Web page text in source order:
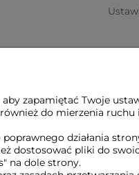
zapamiętać Twoje
do mierzenia
działania
dostosować pliki do
na dole strony.